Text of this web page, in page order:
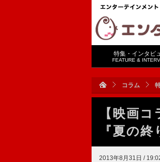
特集・インタビ
FEATURE &
コラム
【映画
『夏の終
2013年8月31日 /